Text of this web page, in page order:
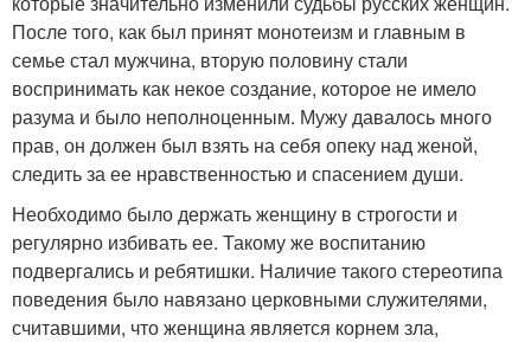
После того, как был принят монотеизм и главным в
семье стал мужчина, вторую половину стали
воспринимать как некое создание, которое не имело
разума и было неполноценным. Мужу давалось много
прав, он должен был взять на себя опеку над женой,
следить за ее нравственностью и спасением души.
Необходимо было держать женщину в строгости и
регулярно избивать ее. Такому же воспитанию
подвергались и ребятишки. Наличие такого стереотипа
поведения было навязано церковными служителями,
считавшими, что женщина является корнем зла,